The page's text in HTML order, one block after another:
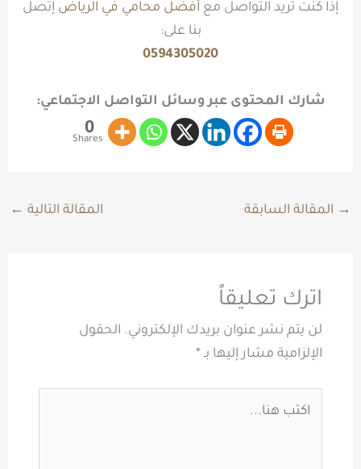
إذا كنت تريد التواصل مع أفضل محامي في الرياض إتصل
بنا على:
0594305020
شارك المحتوى عبر وسائل التواصل الاجتماعي:
0
Shares
→ المقالة السابقة المقالة التالية ←
اترك تعليقاً
لن يتم نشر عنوان بريدك الإلكتروني. الحقول
الإلزامية مشار إليها بـ *